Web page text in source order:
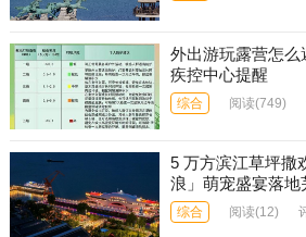
外出游玩露营怎
疾控中心提醒
综合 阅读(749)
5 万方滨江草坪撒
浪」萌宠盛宴落地
综合 阅读(12)